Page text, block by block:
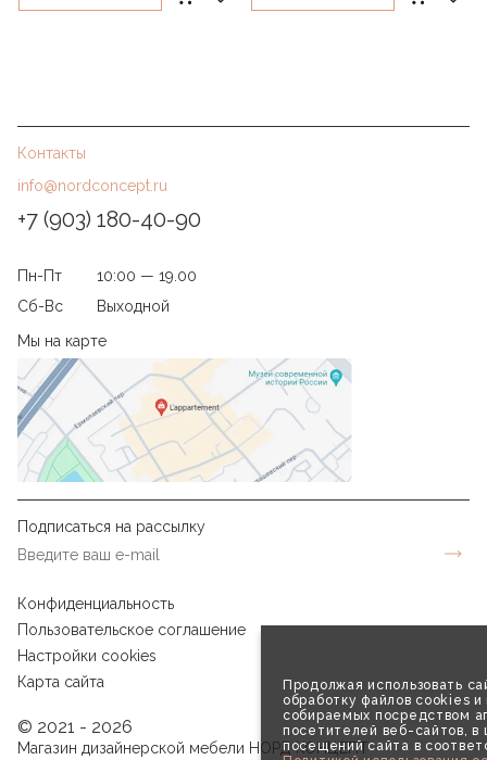
Продолжая использовать
обработку файлов cookies и
собираемых посредством
посетителей веб-сайтов, в
посещений сайта в
Контакты
info@nordconcept.ru
+7 (903) 180-40-90
Пн-Пт
10:00 — 19.00
Сб-Вс
Выходной
Мы на карте
Подписаться на рассылку
Конфиденциальность
Пользовательское соглашение
Настройки cookies
Карта сайта
© 2021 - 2026
Магазин дизайнерской мебели НОРД КОНЦЕПТ